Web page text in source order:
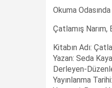
Okuma
Çatlamış Narım,
Kitabın Adı:
Yazan: Seda Kaya
Derleyen-
Yayınlanma